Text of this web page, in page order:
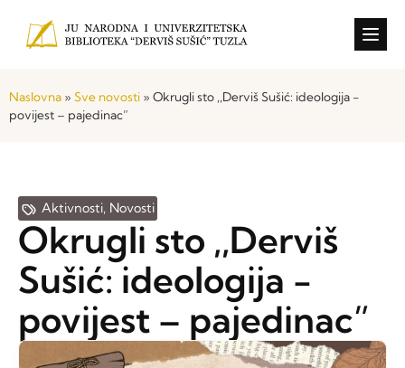
Naslovna » Sve novosti » Okrugli sto ,,Derviš Sušić: ideologija -
povijest – pajedinac”
Aktivnosti, Novosti
Okrugli sto ,,Derviš
Sušić: ideologija -
povijest – pajedinac”